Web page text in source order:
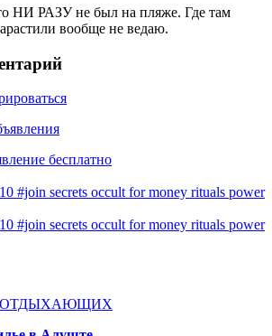
НИ РАЗУ не был на пляже. Где там
вообще не ведаю.
бесплатно
#join secrets occult for money rituals power
#join secrets occult for money rituals power
ОТДЫХАЮЩИХ